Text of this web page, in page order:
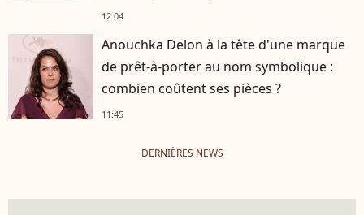
12:04
Anouchka Delon à la tête d'une marque
de prêt-à-porter au nom symbolique :
combien coûtent ses pièces ?
11:45
DERNIÈRES NEWS